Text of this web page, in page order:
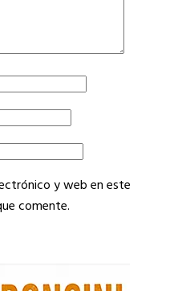
y web en este
comente.